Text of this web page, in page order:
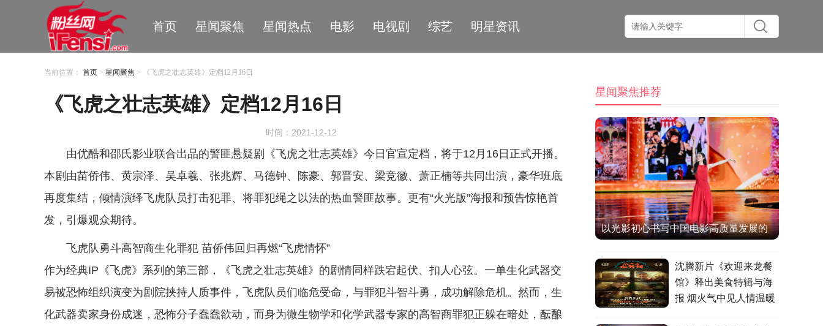
首页 星闻聚焦 星闻热点 电影 电视剧 综艺 明星资讯
当前位置： 首页 > 星闻聚焦 > 《飞虎之壮志英雄》定档12月16日
《飞虎之壮志英雄》定档12月16日
时间：2021-12-12
由优酷和邵氏影业联合出品的警匪悬疑剧《飞虎之壮志英雄》今日官宣定档，将于12月16日正式开播。
本剧由苗侨伟、黄宗泽、吴卓羲、张兆辉、马德钟、陈豪、郭晋安、梁竞徽、萧正楠等共同出演，豪华班底
再度集结，倾情演绎飞虎队员打击犯罪、将罪犯绳之以法的热血警匪故事。更有“火光版”海报和预告惊艳首
发，引爆观众期待。
飞虎队勇斗高智商生化罪犯 苗侨伟回归再燃“飞虎情怀”
作为经典IP《飞虎》系列的第三部，《飞虎之壮志英雄》的剧情同样跌宕起伏、扣人心弦。一单⽣化武器交
易被恐怖组织演变为剧院挟持⼈质事件，飞虎队员们临危受命，与罪犯斗智斗勇，成功解除危机。然⽽，⽣
化武器卖家身份成迷，恐怖分⼦蠢蠢欲动，而身为微生物学和化学武器专家的高智商罪犯正躲在暗处，酝酿
星闻聚焦推荐
以光影初心书写中国电影高质量发展的
沈腾新片《欢迎来龙餐
馆》释出美食特辑与海
报 烟火气中见人情温暖